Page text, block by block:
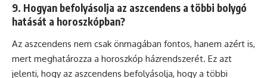
9. Hogyan befolyásolja az aszcendens a többi bolygó
hatását a horoszkópban?
Az aszcendens nem csak önmagában fontos, hanem azért is,
mert meghatározza a horoszkóp házrendszerét. Ez azt
jelenti, hogy az aszcendens befolyásolja, hogy a többi